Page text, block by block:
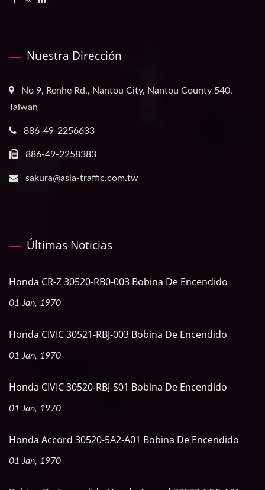
Nuestra Dirección
No 9, Renhe Rd., Nantou City, Nantou County 540,
Taiwan
886-49-2256633
886-49-2258383
sakura@asia-traffic.com.tw
Últimas Noticias
Honda CR-Z 30520-RB0-003 Bobina De Encendido
01 Jan, 1970
Honda CIVIC 30521-RBJ-003 Bobina De Encendido
01 Jan, 1970
Honda CIVIC 30520-RBJ-S01 Bobina De Encendido
01 Jan, 1970
Honda Accord 30520-5A2-A01 Bobina De Encendido
01 Jan, 1970